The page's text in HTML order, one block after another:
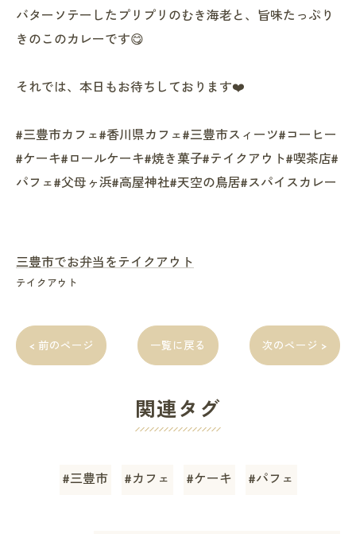
バターソテーしたプリプリのむき海老と、旨味たっぷり
きのこのカレーです😋
それでは、本日もお待ちしております❤️
#三豊市カフェ#香川県カフェ#三豊市スィーツ#コーヒー
#ケーキ#ロールケーキ#焼き菓子#テイクアウト#喫茶店#
パフェ#父母ヶ浜#高屋神社#天空の鳥居#スパイスカレー
三豊市でお弁当をテイクアウト
テイクアウト
< 前のページ 一覧に戻る 次のページ >
関連タグ
#三豊市 #カフェ #ケーキ #パフェ